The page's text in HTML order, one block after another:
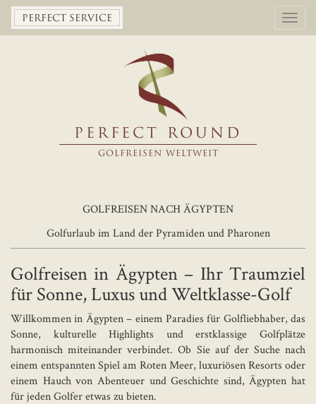
PERFECT SERVICE
PERFECT ROUND
GOLFREISEN WELTWEIT
GOLFREISEN NACH ÄGYPTEN
Golfurlaub im Land der Pyramiden und Pharonen
Golfreisen in Ägypten – Ihr Traumziel
für Sonne, Luxus und Weltklasse-Golf
Willkommen in Ägypten – einem Paradies für Golfliebhaber, das
Sonne, kulturelle Highlights und erstklassige Golfplätze
harmonisch miteinander verbindet. Ob Sie auf der Suche nach
einem entspannten Spiel am Roten Meer, luxuriösen Resorts oder
einem Hauch von Abenteuer und Geschichte sind, Ägypten hat
für jeden Golfer etwas zu bieten.